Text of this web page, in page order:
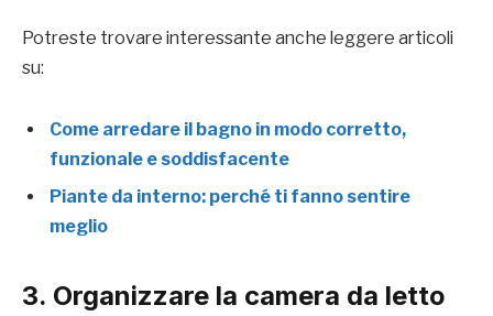
Potreste trovare interessante anche leggere articoli
su:
Come arredare il bagno in modo corretto,
funzionale e soddisfacente
Piante da interno: perché ti fanno sentire
meglio
3. Organizzare la camera da letto